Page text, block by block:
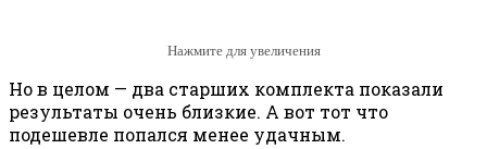
Нажмите для увеличения
Но в целом — два старших комплекта показали
результаты очень близкие. А вот тот что
подешевле попался менее удачным.